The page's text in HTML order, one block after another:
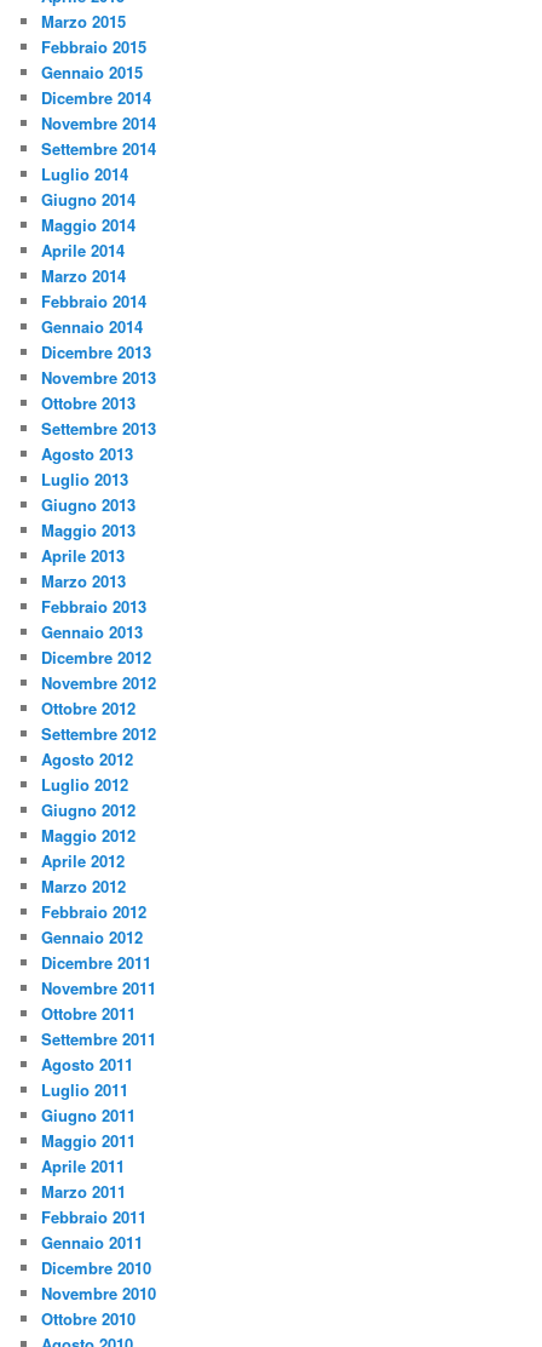
Marzo 2015
Febbraio 2015
Gennaio 2015
Dicembre 2014
Novembre 2014
Settembre 2014
Luglio 2014
Giugno 2014
Maggio 2014
Aprile 2014
Marzo 2014
Febbraio 2014
Gennaio 2014
Dicembre 2013
Novembre 2013
Ottobre 2013
Settembre 2013
Agosto 2013
Luglio 2013
Giugno 2013
Maggio 2013
Aprile 2013
Marzo 2013
Febbraio 2013
Gennaio 2013
Dicembre 2012
Novembre 2012
Ottobre 2012
Settembre 2012
Agosto 2012
Luglio 2012
Giugno 2012
Maggio 2012
Aprile 2012
Marzo 2012
Febbraio 2012
Gennaio 2012
Dicembre 2011
Novembre 2011
Ottobre 2011
Settembre 2011
Agosto 2011
Luglio 2011
Giugno 2011
Maggio 2011
Aprile 2011
Marzo 2011
Febbraio 2011
Gennaio 2011
Dicembre 2010
Novembre 2010
Ottobre 2010